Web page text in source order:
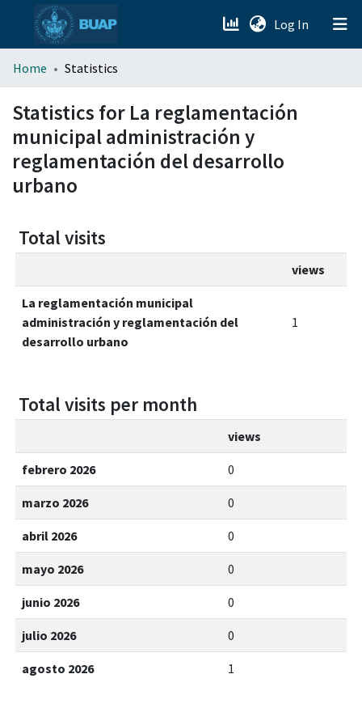
Log In (current)
menu.section.about_menu
All of DSpace
Home Statistics
Statistics for La reglamentación
municipal administración y
reglamentación del desarrollo
urbano
Total visits
views
La reglamentación municipal
administración y reglamentación del
desarrollo urbano
1
Total visits per month
views
febrero 2026 0
marzo 2026 0
abril 2026 0
mayo 2026 0
junio 2026 0
julio 2026 0
agosto 2026 1